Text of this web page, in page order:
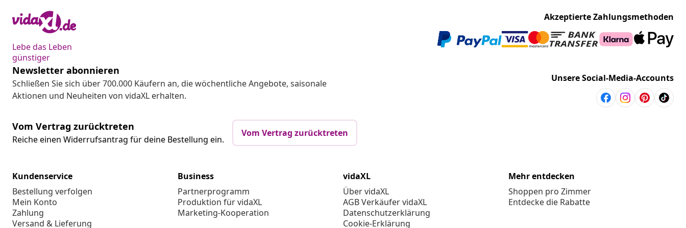
Lebe das Leben
günstiger
Akzeptierte Zahlungsmethoden
Newsletter abonnieren
Schließen Sie sich über 700.000 Käufern an, die wöchentliche Angebote, saisonale
Aktionen und Neuheiten von vidaXL erhalten.
Unsere Social-Media-Accounts
Vom Vertrag zurücktreten
Reiche einen Widerrufsantrag für deine Bestellung ein.
Vom Vertrag zurücktreten
Kundenservice
Bestellung verfolgen
Mein Konto
Zahlung
Versand & Lieferung
Business
Partnerprogramm
Produktion für vidaXL
Marketing-Kooperation
vidaXL
Über vidaXL
AGB Verkäufer vidaXL
Datenschutzerklärung
Cookie-Erklärung
Mehr entdecken
Shoppen pro Zimmer
Entdecke die Rabatte